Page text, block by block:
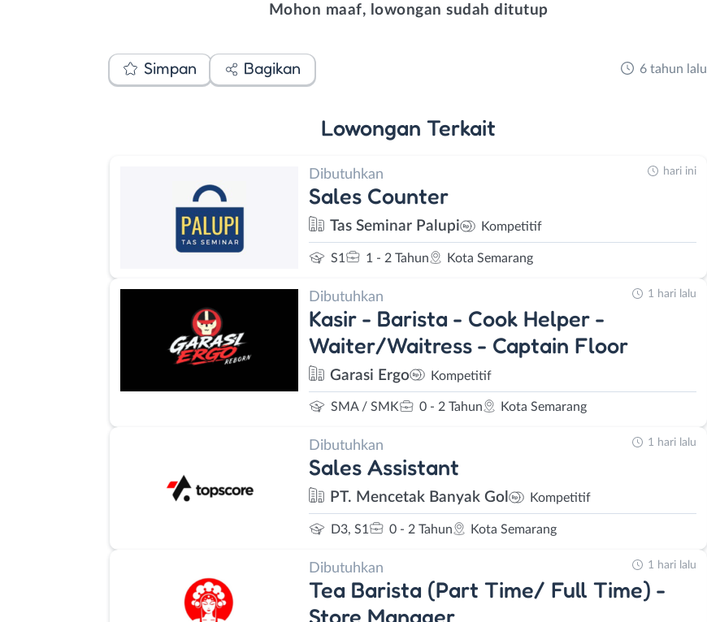
Mohon maaf, lowongan sudah ditutup
Simpan Bagikan 6 tahun lalu
Lowongan Terkait
Dibutuhkan
Sales Counter
Tas Seminar Palupi Kompetitif
S1 1 - 2 Tahun Kota Semarang
hari ini
Dibutuhkan
Kasir - Barista - Cook Helper -
Waiter/Waitress - Captain Floor
Garasi Ergo Kompetitif
SMA / SMK 0 - 2 Tahun Kota Semarang
1 hari lalu
Dibutuhkan
Sales Assistant
PT. Mencetak Banyak Gol Kompetitif
D3, S1 0 - 2 Tahun Kota Semarang
1 hari lalu
Dibutuhkan
Tea Barista (Part Time/ Full Time) -
Store Manager
1 hari lalu